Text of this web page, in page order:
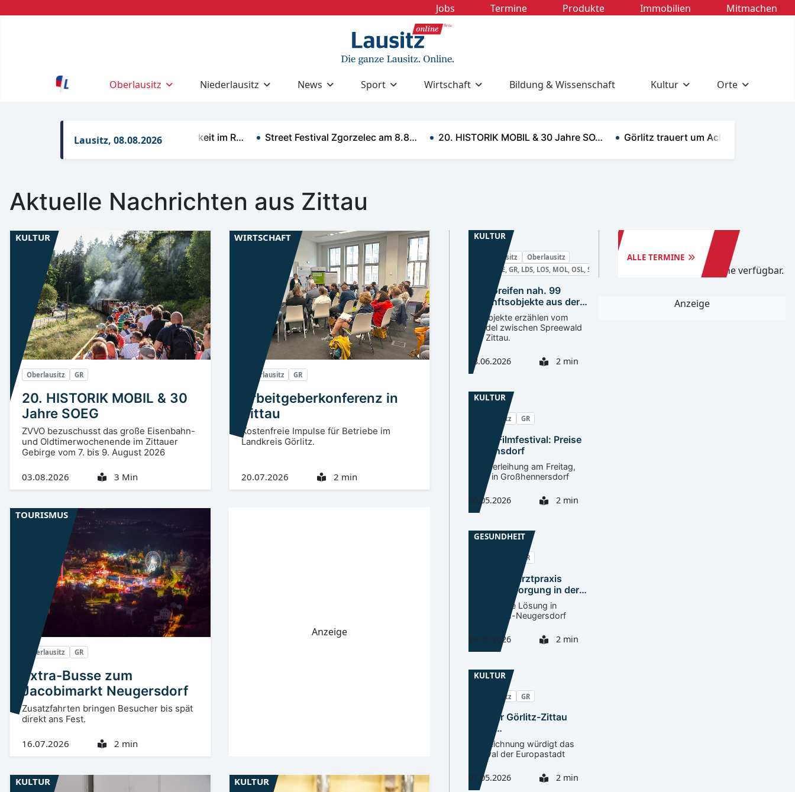
Jobs Termine Produkte Immobilien Mitmachen
Oberlausitz Niederlausitz News Sport Wirtschaft Bildung & Wissenschaft Kultur Orte
Lausitz, 08.08.2026
Telefonische Erreichbarkeit im R… Street Festival Zgorzelec am 8.8… 20. HISTORIK MOBIL & 30 Jahre SO… Görlitz trauert um Achim Exner …
Aktuelle Nachrichten aus Zittau
Anzeige
Oberlausitz GR
20. HISTORIK MOBIL & 30
Jahre SOEG
ZVVO bezuschusst das große Eisenbahn-
und Oldtimerwochenende im Zittauer
Gebirge vom 7. bis 9. August 2026
03.08.2026 3 Min
KULTUR
Oberlausitz GR
Arbeitgeberkonferenz in
Zittau
Kostenfreie Impulse für Betriebe im
Landkreis Görlitz.
20.07.2026 2 min
WIRTSCHAFT
Oberlausitz GR
Extra-Busse zum
Jacobimarkt Neugersdorf
Zusatzfahrten bringen Besucher bis spät
direkt ans Fest.
16.07.2026 2 min
TOURISMUS
KULTUR KULTUR
KULTUR
Niederlausitz
Oberlausitz
BZ, CB, EE, GR, LDS, LOS, MOL, OSL, SPN
Zum Greifen nah. 99
Zukunftsobjekte aus der
Lausitz
99 Objekte erzählen vom
Wandel zwischen Spreewald
und Zittau.
18.06.2026 2 min
KULTUR
Oberlausitz GR
Neiße Filmfestival: Preise
in Varnsdorf
Preisverleihung am Freitag,
Party in Großhennersdorf
30.05.2026 2 min
GESUNDHEIT
GR
Neue Hautarztpraxis
stärkt Versorgung in der
Oberlausitz
kooperative Lösung in
Ebersbach-Neugersdorf
24.05.2026 2 min
KULTUR
Oberlausitz GR
Theater Görlitz-Zittau
Europastadtmedaille
Auszeichnung würdigt das
Festival der Europastadt
07.05.2026 2 min
TERMINE ZITTAU
ALLE TERMINE
Aktuell sind keine Termine verfügbar.
Anzeige